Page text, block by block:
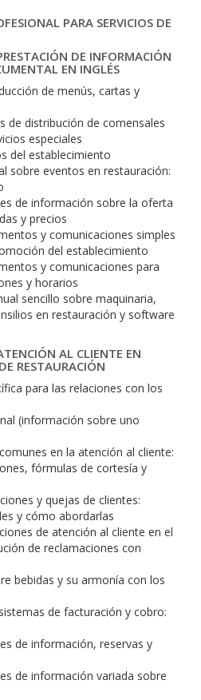
PARA SERVICIOS DE
DE INFORMACIÓN
EN INGLÉS
de menús, cartas y
de distribución de comensales
especiales
del establecimiento
sobre eventos en restauración:
de información sobre la oferta
y precios
y comunicaciones simples
del establecimiento
y comunicaciones para
y horarios
sencillo sobre maquinaria,
en restauración y software
AL CLIENTE EN
RESTAURACIÓN
para las relaciones con los
(información sobre uno
en la atención al cliente:
fórmulas de cortesía y
y quejas de clientes:
y cómo abordarlas
de atención al cliente en el
de reclamaciones con
bebidas y su armonía con los
de facturación y cobro:
de información, reservas y
de información variada sobre